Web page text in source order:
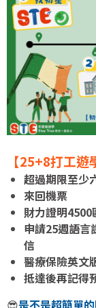
【25+8打工遊
超過期限至少
來回機票
財力證明4500
申請25週語言
信
醫療保險英文
抵達後再記得
😎是不是超簡單